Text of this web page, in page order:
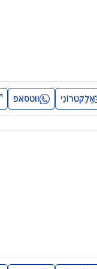
אֶלֶקטרוֹנִי ווטסאפ